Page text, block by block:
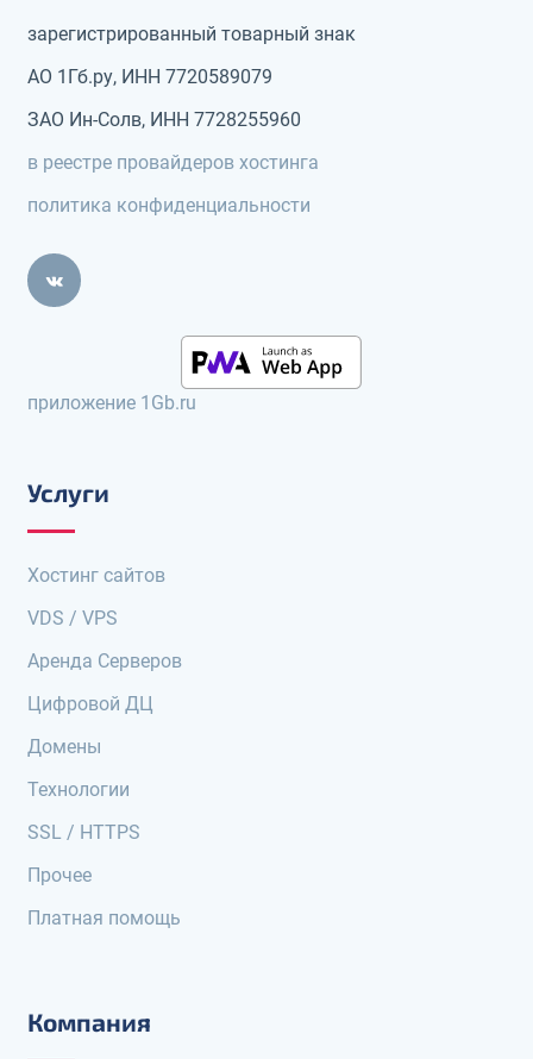
зарегистрированный товарный знак
АО 1Гб.ру, ИНН 7720589079
ЗАО Ин-Солв, ИНН 7728255960
в реестре провайдеров хостинга
политика конфиденциальности
приложение 1Gb.ru
Услуги
Хостинг сайтов
VDS / VPS
Аренда Серверов
Цифровой ДЦ
Домены
Технологии
SSL / HTTPS
Прочее
Платная помощь
Компания